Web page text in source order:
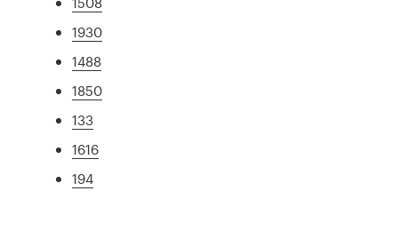
1930
1488
1850
133
1616
194